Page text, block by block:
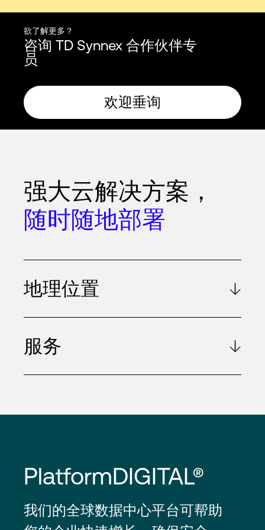
欲了解更多？
咨询 TD Synnex 合作伙伴专
员
欢迎垂询
强大云解决方案，
随时随地部署
地理位置
服务
PlatformDIGITAL®
我们的全球数据中心平台可帮助